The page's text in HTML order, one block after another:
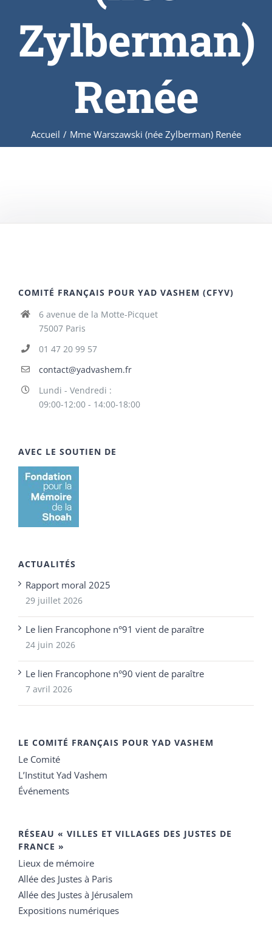
Zylberman)
Renée
Accueil / Mme Warszawski (née Zylberman) Renée
COMITÉ FRANÇAIS POUR YAD VASHEM (CFYV)
6 avenue de la Motte-Picquet
75007 Paris
01 47 20 99 57
contact@yadvashem.fr
Lundi - Vendredi :
09:00-12:00 - 14:00-18:00
AVEC LE SOUTIEN DE
ACTUALITÉS
Rapport moral 2025
29 juillet 2026
Le lien Francophone n°91 vient de paraître
24 juin 2026
Le lien Francophone n°90 vient de paraître
7 avril 2026
LE COMITÉ FRANÇAIS POUR YAD VASHEM
Le Comité
L’Institut Yad Vashem
Événements
RÉSEAU « VILLES ET VILLAGES DES JUSTES DE
FRANCE »
Lieux de mémoire
Allée des Justes à Paris
Allée des Justes à Jérusalem
Expositions numériques